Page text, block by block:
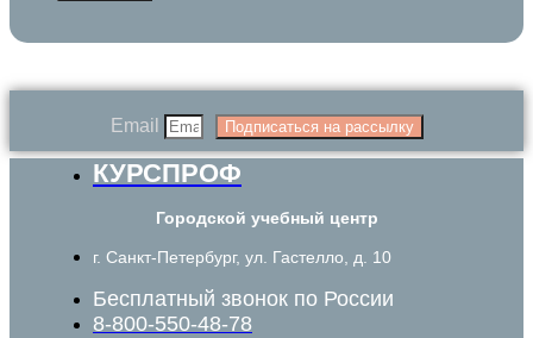
Email Подписаться на рассылку
КУРСПРОФ
Городской учебный центр
г. Санкт-Петербург, ул. Гастелло, д. 10
Бесплатный звонок по России
8-800-550-48-78